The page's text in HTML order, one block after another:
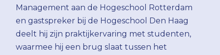
Management aan de Hogeschool Rotterdam
en gastspreker bij de Hogeschool Den Haag
deelt hij zijn praktijkervaring met studenten,
waarmee hij een brug slaat tussen het